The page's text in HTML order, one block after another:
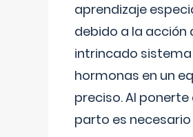
aprendizaje
debido a la acción
intrincado
hormonas en un
preciso. Al ponerte
parto es necesario